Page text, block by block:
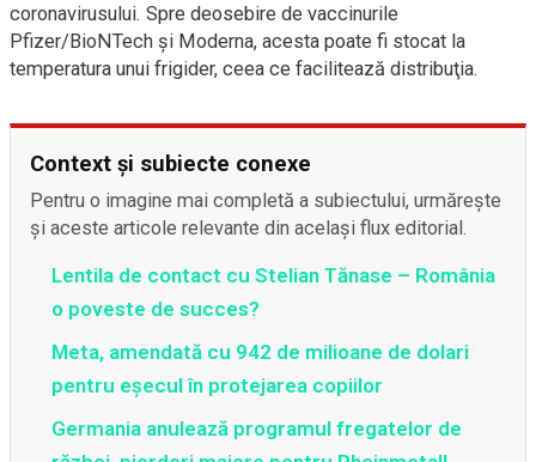
coronavirusului. Spre deosebire de vaccinurile
Pfizer/BioNTech şi Moderna, acesta poate fi stocat la
temperatura unui frigider, ceea ce facilitează distribuţia.
Context și subiecte conexe
Pentru o imagine mai completă a subiectului, urmărește
și aceste articole relevante din același flux editorial.
Lentila de contact cu Stelian Tănase – România
o poveste de succes?
Meta, amendată cu 942 de milioane de dolari
pentru eșecul în protejarea copiilor
Germania anulează programul fregatelor de